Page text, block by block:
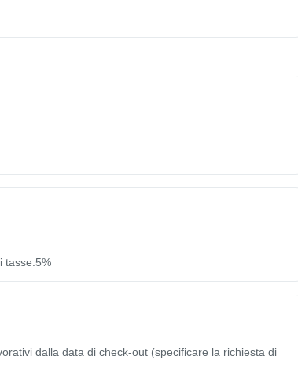
tasse.5%
dalla data di check-out (specificare la richiesta di